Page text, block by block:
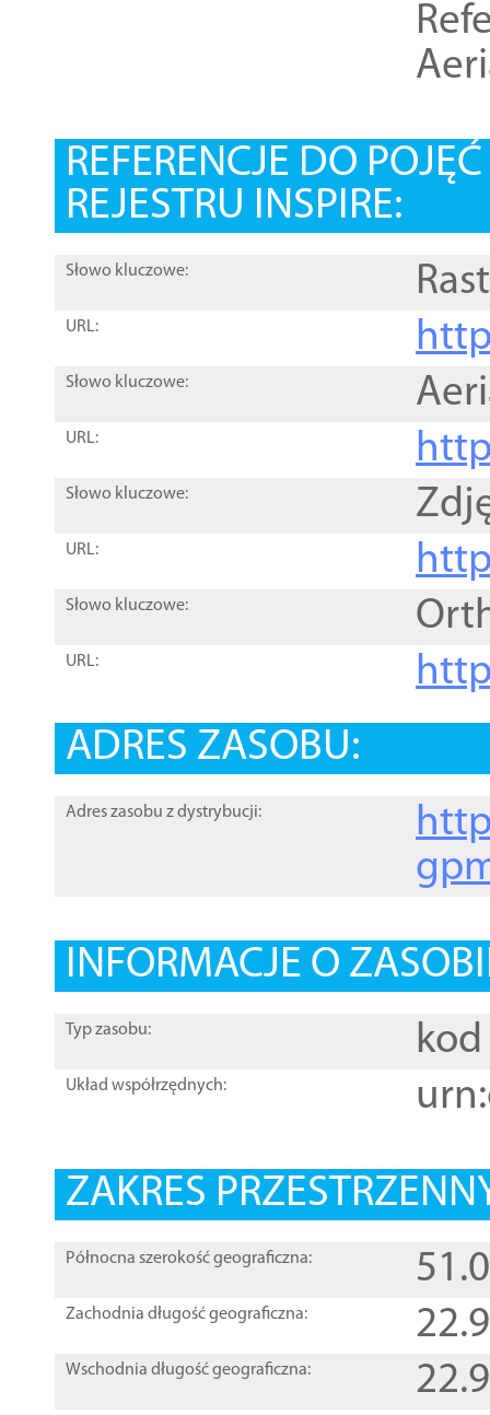
REFERENCJE DO
REJESTRU INSPIRE:
Słowo kluczowe:
URL:
Słowo kluczowe:
URL:
Słowo kluczowe:
URL:
Słowo kluczowe:
URL:
ADRES ZASOBU:
Adres zasobu z dystrybucji:
INFORMACJE O
Typ zasobu: kod
Układ współrzędnych:
ZAKRES
Północna szerokość geograficzna:
Zachodnia długość geograficzna:
Wschodnia długość geograficzna: